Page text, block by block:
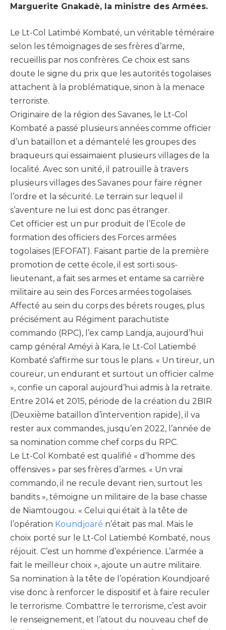
Marguerite Gnakadè, la ministre des Armées.
Le Lt-Col Latimbé Kombaté, un véritable téméraire
selon les témoignages de ses frères d’arme,
recueillis par nos confrères. Ce choix est sans
doute le signe du prix que les autorités togolaises
attachent à la problématique, sinon à la menace
terroriste.
Originaire de la région des Savanes, le Lt-Col
Kombaté a passé plusieurs années comme officier
d’un bataillon et a démantelé les groupes des
braqueurs qui essaimaient plusieurs villages de la
localité. Avec son unité, il patrouille à travers
plusieurs villages des Savanes pour faire régner
l’ordre et la sécurité. Le terrain sur lequel il
s’aventure ne lui est donc pas étranger.
Cet officier est un pur produit de l’Ecole de
formation des officiers des Forces armées
togolaises (EFOFAT). Faisant partie de la première
promotion de cette école, il est sorti sous-
lieutenant, a fait ses armes et entame sa carrière
militaire au sein des Forces armées togolaises.
Affecté au sein du corps des bérets rouges, plus
précisément au Régiment parachutiste
commando (RPC), l’ex camp Landja, aujourd’hui
camp général Améyi à Kara, le Lt-Col Latiembé
Kombaté s’affirme sur tous le plans. « Un tireur, un
coureur, un endurant et surtout un officier calme
», confie un caporal aujourd’hui admis à la retraite.
Entre 2014 et 2015, période de la création du 2BIR
(Deuxième bataillon d’intervention rapide), il va
rester aux commandes, jusqu’en 2022, l’année de
sa nomination comme chef corps du RPC.
Le Lt-Col Kombaté est qualifié « d’homme des
offensives » par ses frères d’armes. « Un vrai
commando, il ne recule devant rien, surtout les
bandits », témoigne un militaire de la base chasse
de Niamtougou. « Celui qui était à la tête de
l’opération Koundjoaré n’était pas mal. Mais le
choix porté sur le Lt-Col Latiembé Kombaté, nous
réjouit. C’est un homme d’expérience. L’armée a
fait le meilleur choix », ajoute un autre militaire.
Sa nomination à la tête de l’opération Koundjoaré
vise donc à renforcer le dispositif et à faire reculer
le terrorisme. Combattre le terrorisme, c’est avoir
le renseignement, et l’atout du nouveau chef de